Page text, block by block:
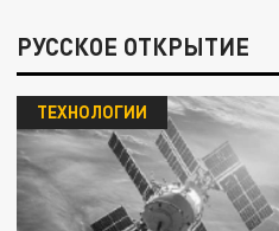
РУССКОЕ ОТКРЫТИЕ
ТЕХНОЛОГИИ